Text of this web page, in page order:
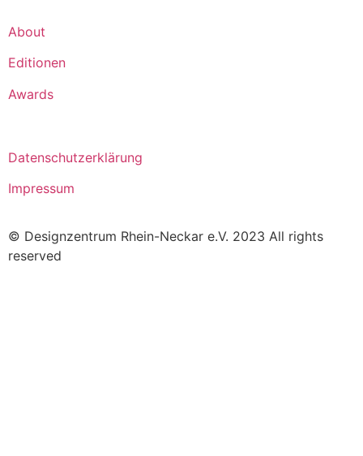
About
Editionen
Awards
Datenschutzerklärung
Impressum
© Designzentrum Rhein-Neckar e.V. 2023 All rights
reserved